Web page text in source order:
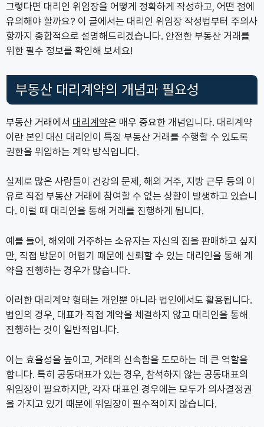
그렇다면 대리인 위임장을 어떻게 정확하게 작성하고, 어떤 점에
유의해야 할까요? 이 글에서는 대리인 위임장 작성법부터 주의사
항까지 종합적으로 설명해드리겠습니다. 안전한 부동산 거래를
위한 필수 정보를 확인해 보세요!
부동산 대리계약의 개념과 필요성
부동산 거래에서 대리계약은 매우 중요한 개념입니다. 대리계약
이란 본인 대신 대리인이 특정 부동산 거래를 수행할 수 있도록
권한을 위임하는 계약 방식입니다.
실제로 많은 사람들이 건강의 문제, 해외 거주, 지방 근무 등의 이
유로 직접 부동산 거래에 참여할 수 없는 상황이 발생하고 있습니
다. 이럴 때 대리인을 통해 거래를 진행하게 됩니다.
예를 들어, 해외에 거주하는 소유자는 자신의 집을 판매하고 싶지
만, 직접 방문이 어렵기 때문에 신뢰할 수 있는 대리인을 통해 계
약을 진행하는 경우가 많습니다.
이러한 대리계약 형태는 개인뿐 아니라 법인에서도 활용됩니다.
법인의 경우, 대표가 직접 계약을 체결하지 않고 대리인을 통해
진행하는 것이 일반적입니다.
이는 효율성을 높이고, 거래의 신속함을 도모하는 데 큰 역할을
합니다. 특히 공동대표가 있는 경우, 참석하지 않는 공동대표의
위임장이 필요하지만, 각자 대표인 경우에는 모두가 의사결정권
을 가지고 있기 때문에 위임장이 필수적이지 않습니다.